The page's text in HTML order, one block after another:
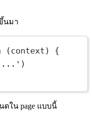
นมา
(context ) {
)
ดใน page แบบนี้